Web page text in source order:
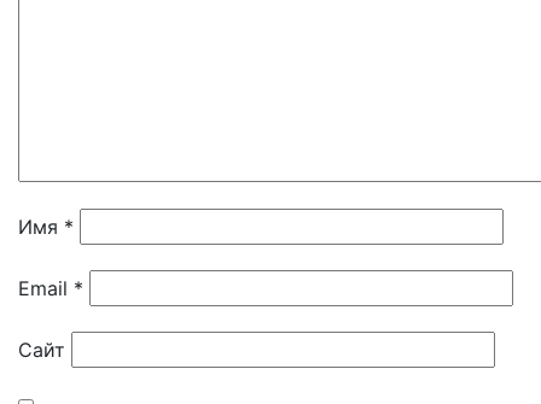
Имя *
Email *
Сайт